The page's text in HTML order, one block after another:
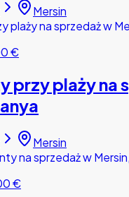
Mersin
€
przy plaży na
Mersin
€